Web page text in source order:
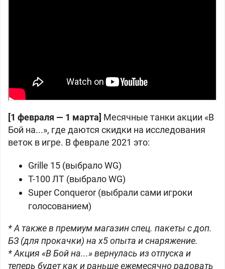
[1 февраля — 1 марта] Месячные танки акции «В
Бой на...», где даются скидки на исследования
веток в игре. В феврале 2021 это:
Grille 15 (выбрало WG)
Т-100 ЛТ (выбрало WG)
Super Conqueror (выбрали сами игроки
голосованием)
* А также в премиум магазин спец. пакеты с доп.
БЗ (для прокачки) на x5 опыта и снаряжение.
* Акция «В Бой на...» вернулась из отпуска и
теперь будет как и раньше ежемесячно радовать